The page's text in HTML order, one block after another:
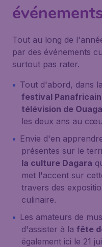
Tout au long de
par des événements
surtout pas rater.
Tout d'abord, dans
festival
télévision de
les deux ans au
Envie d'en
présentes sur le
la culture Dagara
met l'accent sur
travers des
culinaire.
Les amateurs de
d'assister à la fête
également ici le 21